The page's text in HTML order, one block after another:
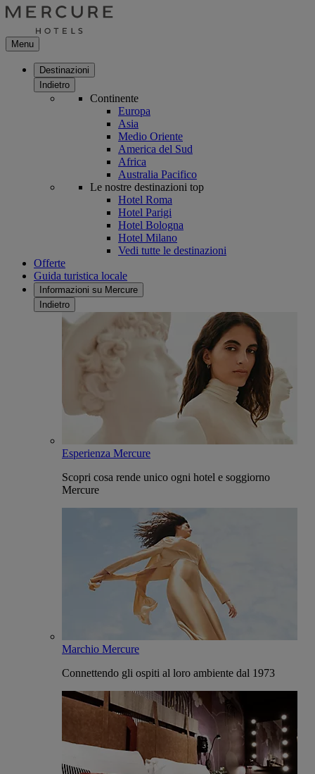
Menu
Destinazioni
Indietro
Continente
Europa
Asia
Medio Oriente
America del Sud
Africa
Australia Pacifico
Le nostre destinazioni top
Hotel Roma
Hotel Parigi
Hotel Bologna
Hotel Milano
Vedi tutte le destinazioni
Offerte
Guida turistica locale
Informazioni su Mercure
Indietro
Esperienza Mercure
Scopri cosa rende unico ogni hotel e soggiorno
Mercure
Marchio Mercure
Connettendo gli ospiti al loro ambiente dal 1973